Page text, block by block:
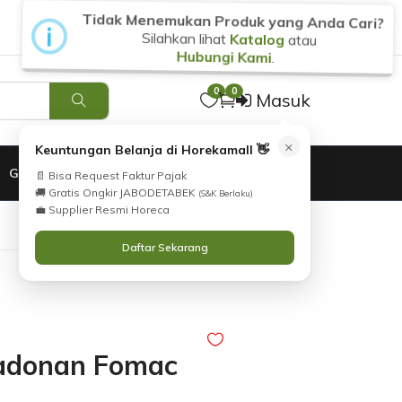
0 0 Masuk
×
Keuntungan Belanja di Horekamall 👋
📄 Bisa Request Faktur Pajak
🚚 Gratis Ongkir JABODETABEK (S&K Berlaku)
💼 Supplier Resmi Horeca
Daftar Sekarang
GARANSI
Fomac
i
Tidak Menemukan Produk yang Anda Cari?
Silahkan lihat Katalog atau
Hubungi Kami.